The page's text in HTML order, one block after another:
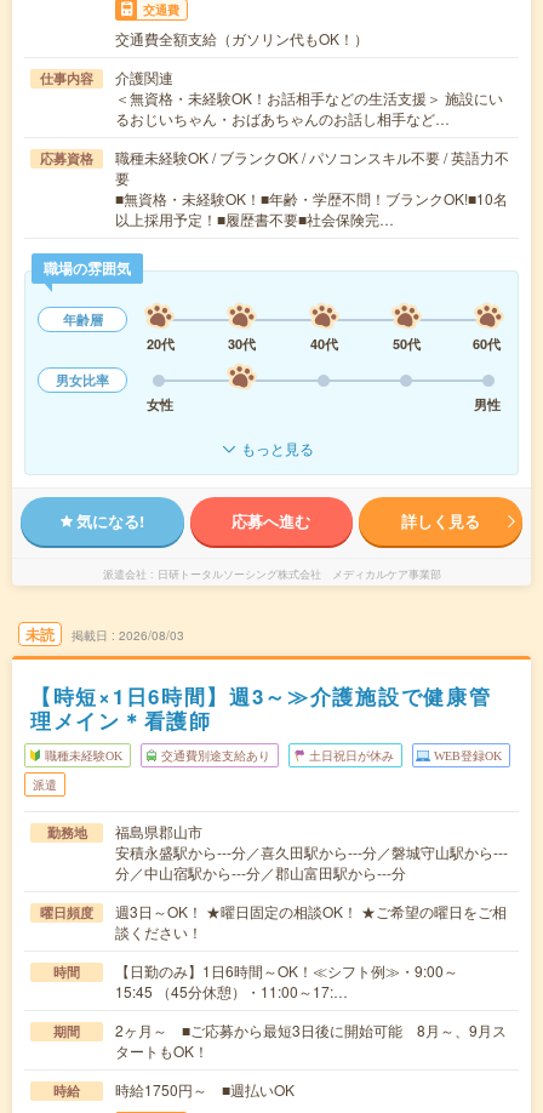
交通費
交通費全額支給（ガソリン代もOK！）
仕事内容
介護関連
＜無資格・未経験OK！お話相手などの生活支援＞ 施設にい
るおじいちゃん・おばあちゃんのお話し相手など…
応募資格
職種未経験OK / ブランクOK / パソコンスキル不要 / 英語力不
要
■無資格・未経験OK！■年齢・学歴不問！ブランクOK!■10名
以上採用予定！■履歴書不要■社会保険完…
職場の雰囲気
年齢層
20代
30代 40代 50代
60代
男女比率
女性
男性
もっと見る
気になる! 応募へ進む 詳しく見る
派遣会社 日研トータルソーシング株式会社 メディカルケア事業部
未読 掲載日 2026/08/03
【時短×1日6時間】週3～≫介護施設で健康管
理メイン＊看護師
職種未経験OK 交通費別途支給あり 土日祝日が休み WEB登録OK
派遣
勤務地
福島県郡山市
安積永盛駅から---分／喜久田駅から---分／磐城守山駅から---
分／中山宿駅から---分／郡山富田駅から---分
曜日頻度
週3日～OK！ ★曜日固定の相談OK！ ★ご希望の曜日をご相
談ください！
時間
【日勤のみ】1日6時間～OK！≪シフト例≫・9:00～
15:45 （45分休憩）・11:00～17:…
期間
2ヶ月～ ■ご応募から最短3日後に開始可能 8月～、9月ス
タートもOK！
時給 時給1750円～ ■週払いOK